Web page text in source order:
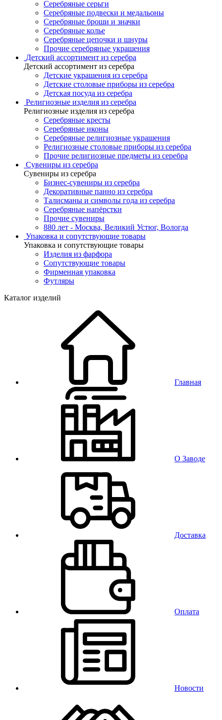
Серебряные серьги
Серебряные подвески и медальоны
Серебряные броши и значки
Серебряные колье
Серебряные цепочки и шнуры
Прочие серебряные украшения
Детский ассортимент из серебра
Детский ассортимент из серебра
Детские украшения из серебра
Детские столовые приборы из серебра
Детская посуда из серебра
Религиозные изделия из серебра
Религиозные изделия из серебра
Серебряные кресты
Серебряные иконы
Серебряные религиозные украшения
Религиозные столовые приборы из серебра
Прочие религиозные предметы из серебра
Сувениры из серебра
Сувениры из серебра
Бизнес-сувениры из серебра
Декоративные панно из серебра
Талисманы и символы года из серебра
Серебряные напёрстки
Прочие сувениры
880 лет - Москва, Великий Устюг, Вологда
Упаковка и сопутствующие товары
Упаковка и сопутствующие товары
Изделия из фарфора
Сопутствующие товары
Фирменная упаковка
Футляры
Каталог изделий
Главная
О Заводе
Доставка
Оплата
Новости